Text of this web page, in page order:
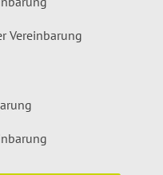
Vereinbarung